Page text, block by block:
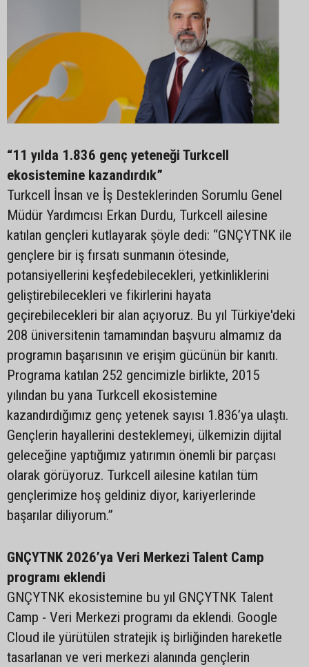
“11 yılda 1.836 genç yeteneği Turkcell
ekosistemine kazandırdık”
Turkcell İnsan ve İş Desteklerinden Sorumlu Genel
Müdür Yardımcısı Erkan Durdu, Turkcell ailesine
katılan gençleri kutlayarak şöyle dedi: “GNÇYTNK ile
gençlere bir iş fırsatı sunmanın ötesinde,
potansiyellerini keşfedebilecekleri, yetkinliklerini
geliştirebilecekleri ve fikirlerini hayata
geçirebilecekleri bir alan açıyoruz. Bu yıl Türkiye'deki
208 üniversitenin tamamından başvuru almamız da
programın başarısının ve erişim gücünün bir kanıtı.
Programa katılan 252 gencimizle birlikte, 2015
yılından bu yana Turkcell ekosistemine
kazandırdığımız genç yetenek sayısı 1.836’ya ulaştı.
Gençlerin hayallerini desteklemeyi, ülkemizin dijital
geleceğine yaptığımız yatırımın önemli bir parçası
olarak görüyoruz. Turkcell ailesine katılan tüm
gençlerimize hoş geldiniz diyor, kariyerlerinde
başarılar diliyorum.”
GNÇYTNK 2026’ya Veri Merkezi Talent Camp
programı eklendi
GNÇYTNK ekosistemine bu yıl GNÇYTNK Talent
Camp - Veri Merkezi programı da eklendi. Google
Cloud ile yürütülen stratejik iş birliğinden hareketle
tasarlanan ve veri merkezi alanında gençlerin